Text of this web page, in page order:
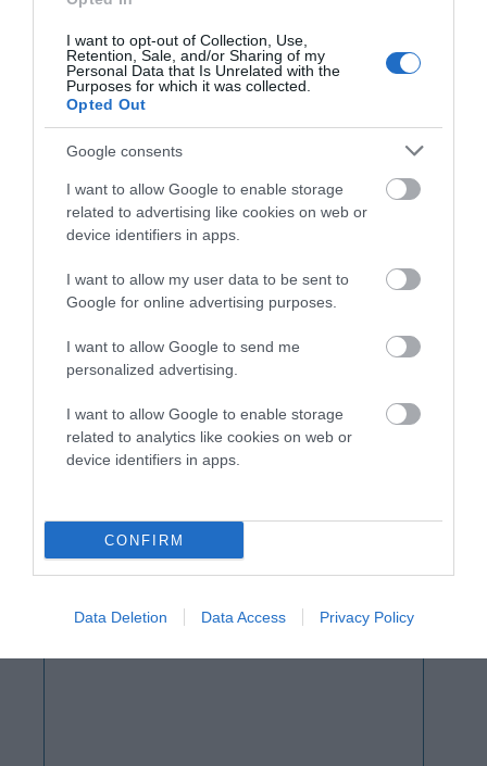
I want to opt-out of Collection, Use,
Retention, Sale, and/or Sharing of my
Personal Data that Is Unrelated with the
Purposes for which it was collected.
Opted Out
Google consents
I want to allow Google to enable storage
related to advertising like cookies on web or
device identifiers in apps.
I want to allow my user data to be sent to
Google for online advertising purposes.
I want to allow Google to send me
personalized advertising.
I want to allow Google to enable storage
related to analytics like cookies on web or
device identifiers in apps.
CONFIRM
Data Deletion Data Access Privacy Policy
Αποθήκευσε το όνομά μου, email, και τον ιστότοπο μου σε
αυτόν τον πλοηγό για την επόμενη φορά που θα σχολιάσω.